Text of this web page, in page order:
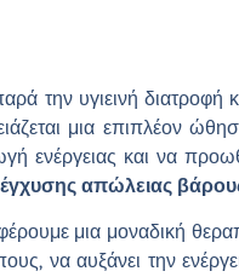
την υγιεινή διατροφή
μια επιπλέον
ενέργειας και να
απώλειας
μια μοναδική
να αυξάνει την